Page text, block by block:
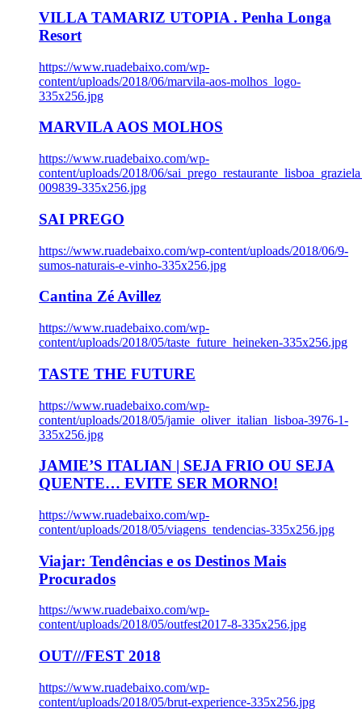
VILLA TAMARIZ UTOPIA . Penha Longa
Resort
https://www.ruadebaixo.com/wp-
content/uploads/2018/06/marvila-aos-molhos_logo-
335x256.jpg
MARVILA AOS MOLHOS
https://www.ruadebaixo.com/wp-
content/uploads/2018/06/
009839-335x256.jpg
SAI PREGO
https://www.ruadebaixo.com/wp-content/uploads/2018/06/9-
sumos-naturais-e-vinho-335x256.jpg
Cantina Zé Avillez
https://www.ruadebaixo.com/wp-
content/uploads/2018/05/taste_future_heineken-335x256.jpg
TASTE THE FUTURE
https://www.ruadebaixo.com/wp-
content/uploads/2018/05/jamie_oliver_italian_lisboa-3976-1-
335x256.jpg
JAMIE’S ITALIAN | SEJA FRIO OU SEJA
QUENTE… EVITE SER MORNO!
https://www.ruadebaixo.com/wp-
content/uploads/2018/05/viagens_tendencias-335x256.jpg
Viajar: Tendências e os Destinos Mais
Procurados
https://www.ruadebaixo.com/wp-
content/uploads/2018/05/outfest2017-8-335x256.jpg
OUT///FEST 2018
https://www.ruadebaixo.com/wp-
content/uploads/2018/05/brut-experience-335x256.jpg